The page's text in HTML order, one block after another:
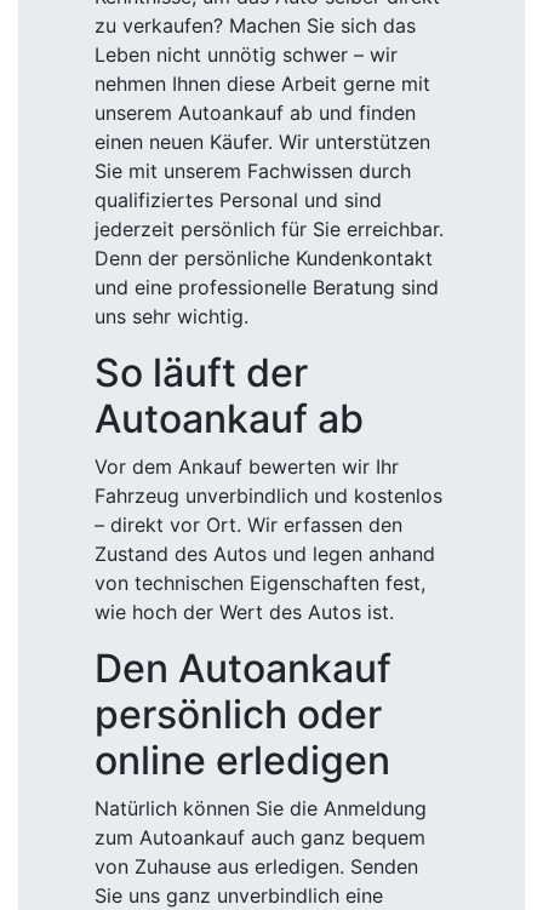
zu verkaufen? Machen Sie sich das
Leben nicht unnötig schwer – wir
nehmen Ihnen diese Arbeit gerne mit
unserem Autoankauf ab und finden
einen neuen Käufer. Wir unterstützen
Sie mit unserem Fachwissen durch
qualifiziertes Personal und sind
jederzeit persönlich für Sie erreichbar.
Denn der persönliche Kundenkontakt
und eine professionelle Beratung sind
uns sehr wichtig.
So läuft der
Autoankauf ab
Vor dem Ankauf bewerten wir Ihr
Fahrzeug unverbindlich und kostenlos
– direkt vor Ort. Wir erfassen den
Zustand des Autos und legen anhand
von technischen Eigenschaften fest,
wie hoch der Wert des Autos ist.
Den Autoankauf
persönlich oder
online erledigen
Natürlich können Sie die Anmeldung
zum Autoankauf auch ganz bequem
von Zuhause aus erledigen. Senden
Sie uns ganz unverbindlich eine